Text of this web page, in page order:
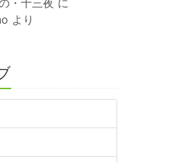
・十三夜 に
より